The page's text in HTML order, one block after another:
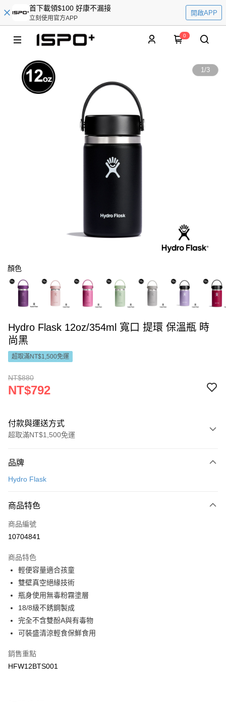
首下載領$100 好康不漏接
立刻使用官方APP
開啟APP
0
1/3
顏色
Hydro Flask 12oz/354ml 寬口 提環 保溫瓶 時
尚黑
超取滿NT$1,500免運
NT$880
NT$792
付款與運送方式
超取滿NT$1,500免運
信用卡一次付款
Apple Pay
悠遊付
7-11取貨(快速到店)
每筆NT$100，滿NT$1,500(含以上)免運費
宅配-本島
每筆NT$100，滿NT$1,500(含以上)免運費
品牌
Hydro Flask
商品特色
商品編號
10704841
商品特色
輕便容量適合孩童
雙壁真空絕緣技術
瓶身使用無毒粉霧塗層
18/8級不銹鋼製成
完全不含雙酚A與有毒物
可裝盛清涼輕食保鮮食用
銷售重點
HFW12BTS001